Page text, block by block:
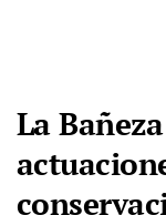
La